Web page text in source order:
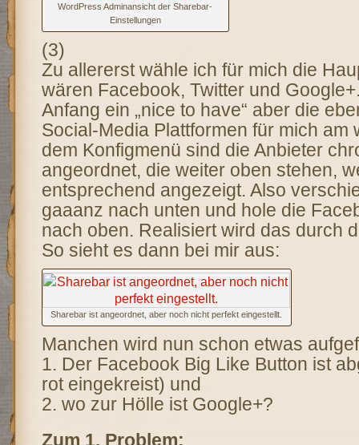
WordPress Adminansicht der Sharebar-
Einstellungen
(3)
Zu allererst wähle ich für mich die
wären Facebook, Twitter und
Anfang ein „nice to have“ aber die
Social-Media Plattformen für mich am
dem Konfigmenü sind die Anbieter
angeordnet, die weiter oben stehen,
entsprechend angezeigt. Also
gaaanz nach unten und hole die
nach oben. Realisiert wird das durch
So sieht es dann bei mir aus:
Sharebar ist angeordnet, aber noch nicht perfekt eingestellt.
Manchen wird nun schon etwas
1. Der Facebook Big Like Button ist
rot eingekreist) und
2. wo zur Hölle ist Google+?
Zum 1. Problem: